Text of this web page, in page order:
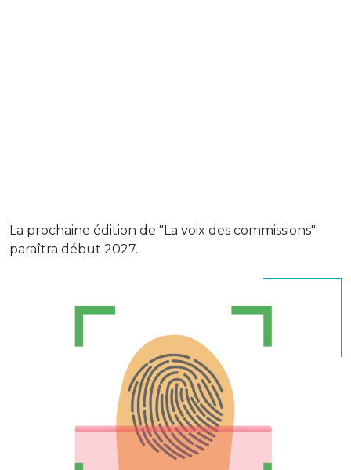
La prochaine édition de "La voix des commissions"
paraîtra début 2027.